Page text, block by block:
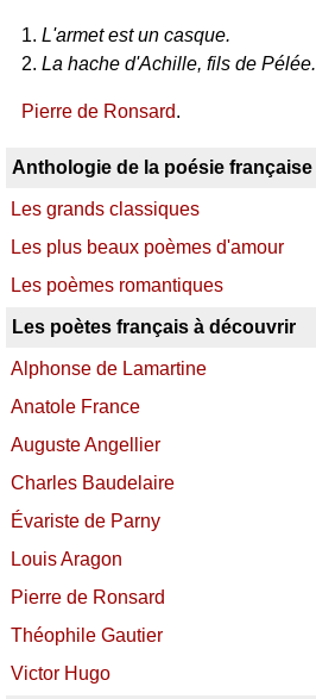
1. L'armet est un casque.
2. La hache d'Achille, fils de Pélée.
Pierre de Ronsard.
Anthologie de la poésie française
Les grands classiques
Les plus beaux poèmes d'amour
Les poèmes romantiques
Les poètes français à découvrir
Alphonse de Lamartine
Anatole France
Auguste Angellier
Charles Baudelaire
Évariste de Parny
Louis Aragon
Pierre de Ronsard
Théophile Gautier
Victor Hugo